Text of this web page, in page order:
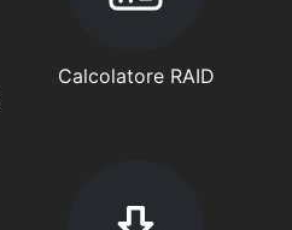
Calcolatore RAID